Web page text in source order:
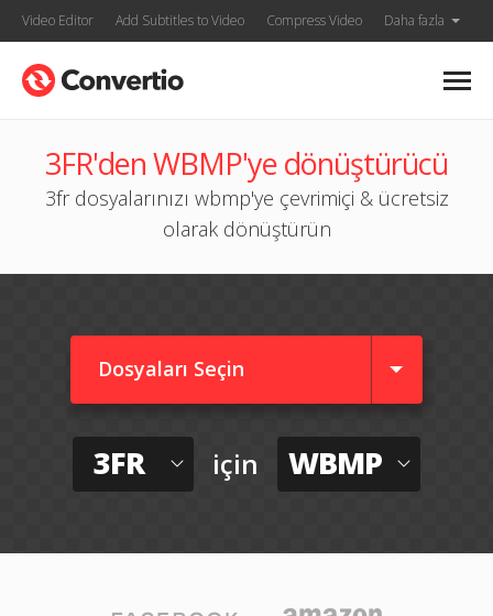
Video Editor Add Subtitles to Video Compress Video Daha fazla
3FR'den WBMP'ye dönüştürücü
3fr dosyalarınızı wbmp'ye çevrimiçi & ücretsiz
olarak dönüştürün
Dosyaları Seçin
3FR için WBMP